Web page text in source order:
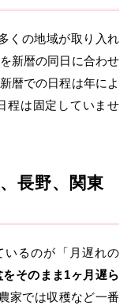
くの地域が取り入れ
新暦の同日に合わせ
暦での日程は年によ
程は固定していませ
長野、関東
いるのが「月遅れの
そのまま1ヶ月遅ら
家では収穫など一番